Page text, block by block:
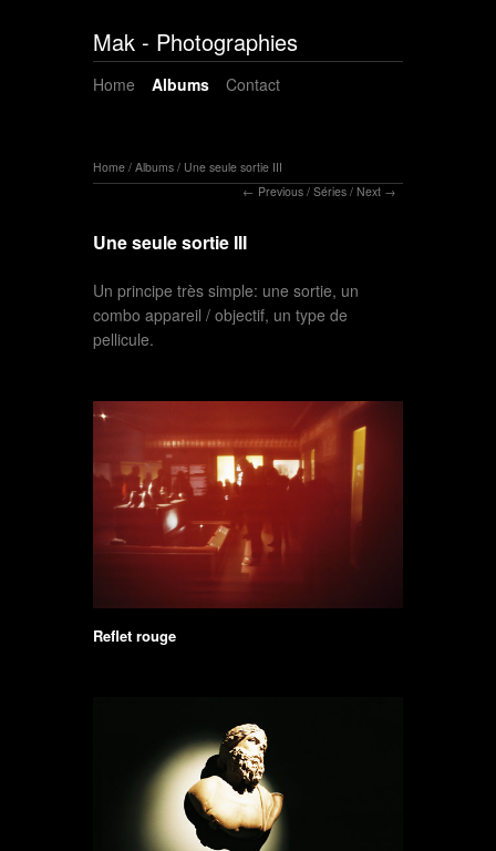
Mak - Photographies
Home Albums Contact
Home / Albums / Une seule sortie III
Previous / Séries / Next
Une seule sortie III
Un principe très simple: une sortie, un
combo appareil / objectif, un type de
pellicule.
Reflet rouge